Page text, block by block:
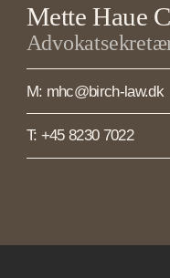
Mette Haue
M: mhc@birch-law.dk
T: +45 8230 7022